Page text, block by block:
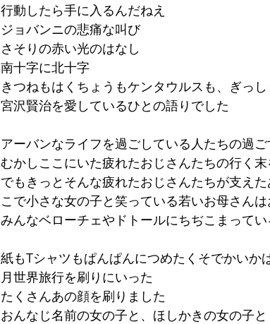
行動したら手に入るんだねえ
ジョバンニの悲痛な叫び
さそりの赤い光のはなし
南十字に北十字
きつねもはくちょうもケンタウルスも、ぎっ
宮沢賢治を愛しているひとの語りでした
アーバンなライフを過ごしている人たちの過
むかしここにいた疲れたおじさんたちの行く
でもきっとそんな疲れたおじさんたちが支え
こで小さな女の子と笑っている若いお母さん
みんなベローチェやドトールにちぢこまってい
紙もTシャツもぱんぱんにつめたくそでかいか
月世界旅行を刷りにいった
たくさんあの顔を刷りました
おんなじ名前の女の子と、ほしかきの女の子と